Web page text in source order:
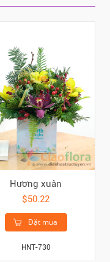
Hương xuân
$50.22
Đặt mua
HNT-730